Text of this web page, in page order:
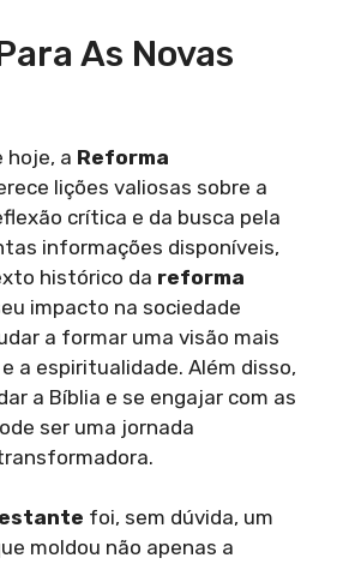
As Novas
hoje, a Reforma
lições valiosas sobre a
crítica e da busca pela
informações disponíveis,
histórico da reforma
impacto na sociedade
a formar uma visão mais
a espiritualidade. Além disso,
a Bíblia e se engajar com as
ser uma jornada
foi, sem dúvida, um
moldou não apenas a